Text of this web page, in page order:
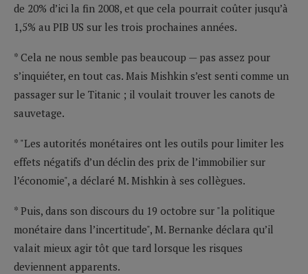
de 20% d’ici la fin 2008, et que cela pourrait coûter jusqu’à
1,5% au PIB US sur les trois prochaines années.
* Cela ne nous semble pas beaucoup — pas assez pour
s’inquiéter, en tout cas. Mais Mishkin s’est senti comme un
passager sur le Titanic ; il voulait trouver les canots de
sauvetage.
* "Les autorités monétaires ont les outils pour limiter les
effets négatifs d’un déclin des prix de l’immobilier sur
l’économie", a déclaré M. Mishkin à ses collègues.
* Puis, dans son discours du 19 octobre sur "la politique
monétaire dans l’incertitude", M. Bernanke déclara qu’il
valait mieux agir tôt que tard lorsque les risques
deviennent apparents.